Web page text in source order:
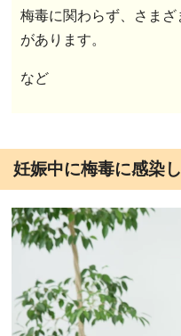
梅毒に関わらず、さま
があります。
など
妊娠中に梅毒に感染